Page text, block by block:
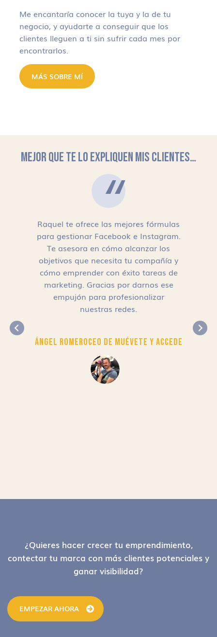
Me encantaría conocer la tuya y la de tu
negocio, y ayudarte a conseguir que los
clientes lleguen a ti sin sufrir cada mes por
encontrarlos.
MÁS SOBRE MÍ
MEJOR QUE TE LO EXPLIQUEN MIS CLIENTES…
Raquel te ofrece las mejores fórmulas
para gestionar Facebook e Instagram.
Te asesora en cómo alcanzar los
objetivos que necesita tu compañía y
cómo emprender con éxito tareas de
marketing. Gracias por darnos ese
empujón para profesionalizar
nuestras redes.
Ángel RomeroCEO de Muévete y Accede
Footer¿Quieres hacer crecer tu emprendimiento,
contectar tu marca con más clientes potenciales y
ganar visibilidad?
EMPEZAR AHORA